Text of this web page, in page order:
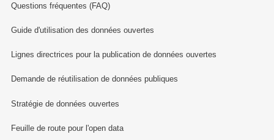
Questions fréquentes (FAQ)
Guide d'utilisation des données ouvertes
Lignes directrices pour la publication de données ouvertes
Demande de réutilisation de données publiques
Stratégie de données ouvertes
Feuille de route pour l'open data